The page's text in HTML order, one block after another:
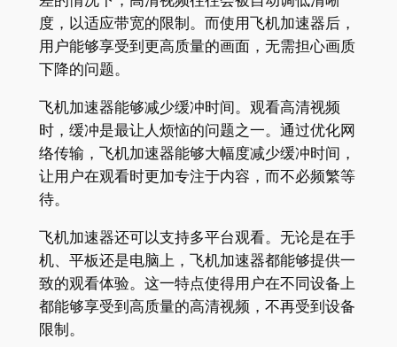
度，以适应带宽的限制。而使用飞机加速器后，
用户能够享受到更高质量的画面，无需担心画质
下降的问题。
飞机加速器能够减少缓冲时间。观看高清视频
时，缓冲是最让人烦恼的问题之一。通过优化网
络传输，飞机加速器能够大幅度减少缓冲时间，
让用户在观看时更加专注于内容，而不必频繁等
待。
飞机加速器还可以支持多平台观看。无论是在手
机、平板还是电脑上，飞机加速器都能够提供一
致的观看体验。这一特点使得用户在不同设备上
都能够享受到高质量的高清视频，不再受到设备
限制。